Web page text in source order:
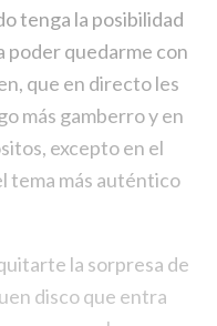
tenga la posibilidad
poder quedarme con
que en directo les
más gamberro y en
excepto en el
tema más auténtico
la sorpresa de
disco que entra